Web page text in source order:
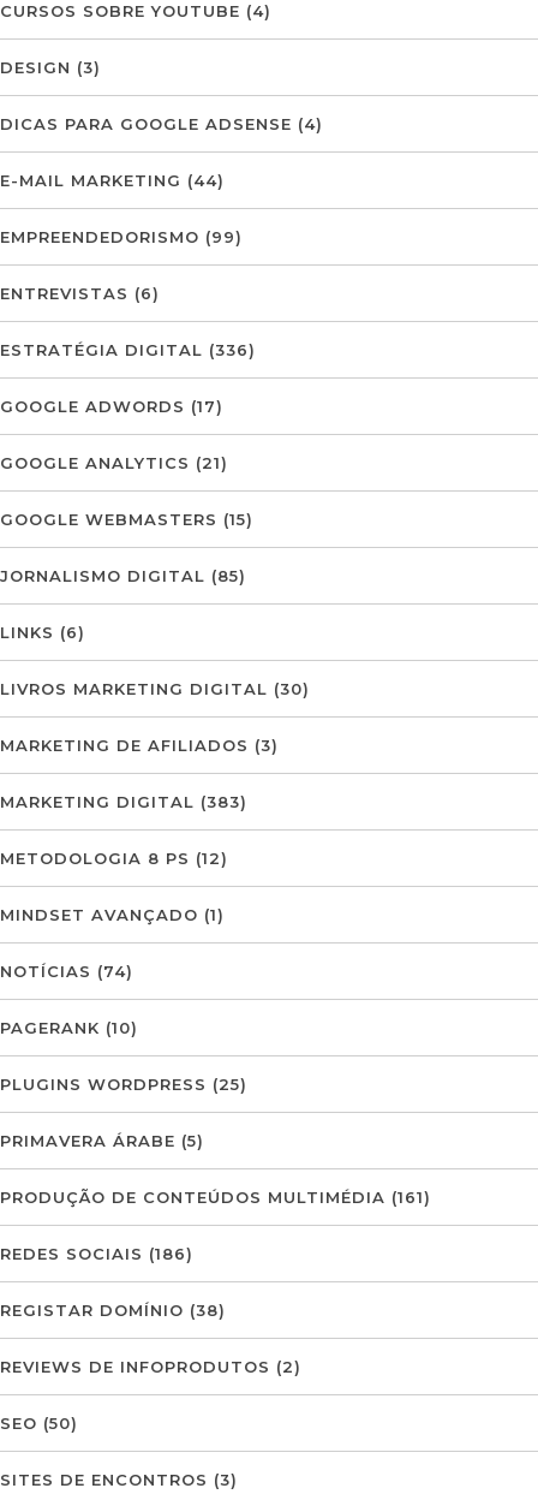
CURSOS SOBRE YOUTUBE (4)
DESIGN (3)
DICAS PARA GOOGLE ADSENSE (4)
E-MAIL MARKETING (44)
EMPREENDEDORISMO (99)
ENTREVISTAS (6)
ESTRATÉGIA DIGITAL (336)
GOOGLE ADWORDS (17)
GOOGLE ANALYTICS (21)
GOOGLE WEBMASTERS (15)
JORNALISMO DIGITAL (85)
LINKS (6)
LIVROS MARKETING DIGITAL (30)
MARKETING DE AFILIADOS (3)
MARKETING DIGITAL (383)
METODOLOGIA 8 PS (12)
MINDSET AVANÇADO (1)
NOTÍCIAS (74)
PAGERANK (10)
PLUGINS WORDPRESS (25)
PRIMAVERA ÁRABE (5)
PRODUÇÃO DE CONTEÚDOS MULTIMÉDIA (161)
REDES SOCIAIS (186)
REGISTAR DOMÍNIO (38)
REVIEWS DE INFOPRODUTOS (2)
SEO (50)
SITES DE ENCONTROS (3)